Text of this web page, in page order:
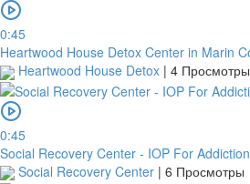
0:45
Heartwood House Detox Center in Marin
Heartwood House Detox | 4 Просмотры
0:45
Social Recovery Center - IOP For
Social Recovery Center | 6 Просмотры